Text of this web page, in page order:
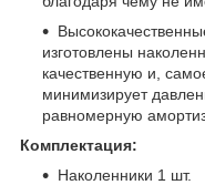
изготовлены
качественную и,
минимизирует
равномерную
Комплектация:
Наколенники 1 шт.